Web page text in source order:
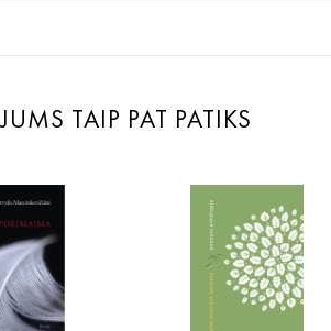
JUMS TAIP PAT PATIKS